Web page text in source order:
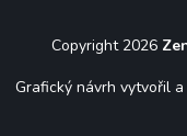
Copyright 2026
Grafický návrh vytvořil